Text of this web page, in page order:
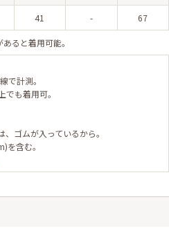
41 - 67
ると着用可能。
で計測。
も着用可。
ゴムが入っているから。
を含む。